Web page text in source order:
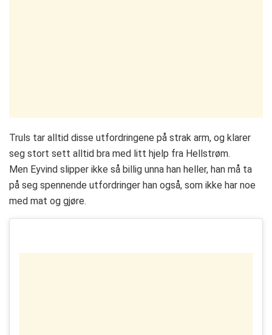
Truls tar alltid disse utfordringene på strak arm, og klarer
seg stort sett alltid bra med litt hjelp fra Hellstrøm.
Men Eyvind slipper ikke så billig unna han heller, han må ta
på seg spennende utfordringer han også, som ikke har noe
med mat og gjøre.